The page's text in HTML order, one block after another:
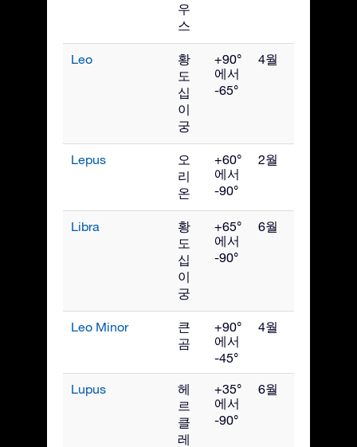
우
스
Leo
황
도
십
이
궁
+90°
에서
-65°
4월
Lepus
오
리
온
+60°
에서
-90°
2월
Libra
황
도
십
이
궁
+65°
에서
-90°
6월
Leo Minor
큰
곰
+90°
에서
-45°
4월
Lupus
헤
르
클
레
+35°
에서
-90°
6월